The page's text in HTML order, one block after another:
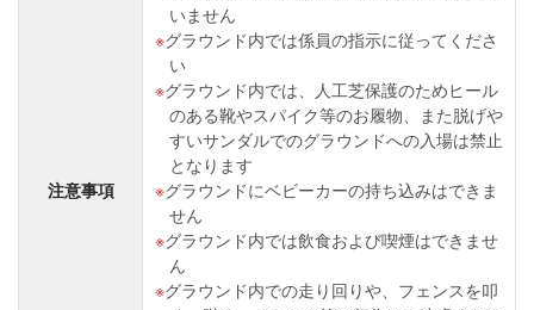
注意事項
いません
グラウンド内では係員の指示に従ってくださ
い
グラウンド内では、人工芝保護のためヒール
のある靴やスパイク等のお履物、また脱げや
すいサンダルでのグラウンドへの入場は禁止
となります
グラウンドにベビーカーの持ち込みはできま
せん
グラウンド内では飲食および喫煙はできませ
ん
グラウンド内での走り回りや、フェンスを叩